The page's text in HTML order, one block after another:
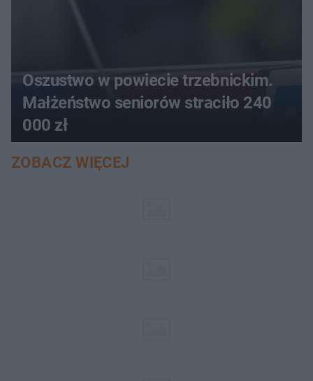
Oszustwo w powiecie trzebnickim.
Małżeństwo seniorów straciło 240
000 zł
ZOBACZ WIĘCEJ